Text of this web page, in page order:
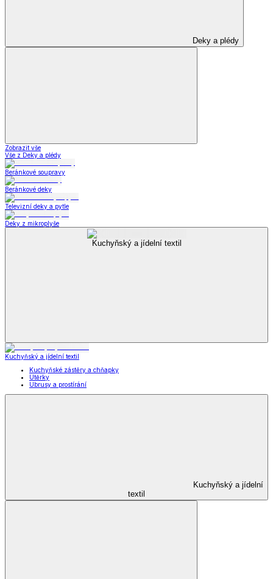
Deky a plédy
Zobrazit vše
Vše z Deky a plédy
Beránkové soupravy
Beránkové deky
Televizní deky a pytle
Deky z mikroplyše
Kuchyňský a jídelní textil
Kuchyňský a jídelní textil
Kuchyňské zástěry a chňapky
Utěrky
Ubrusy a prostírání
Kuchyňský a jídelní
textil